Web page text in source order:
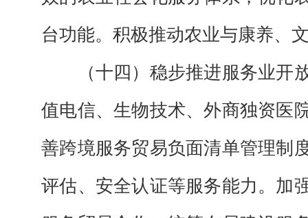
台功能。积极推动农业与康养、
（十四）稳步推进服务业开
值电信、生物技术、外商独资医
善跨境服务贸易负面清单管理制
评估、安全认证等服务能力。加